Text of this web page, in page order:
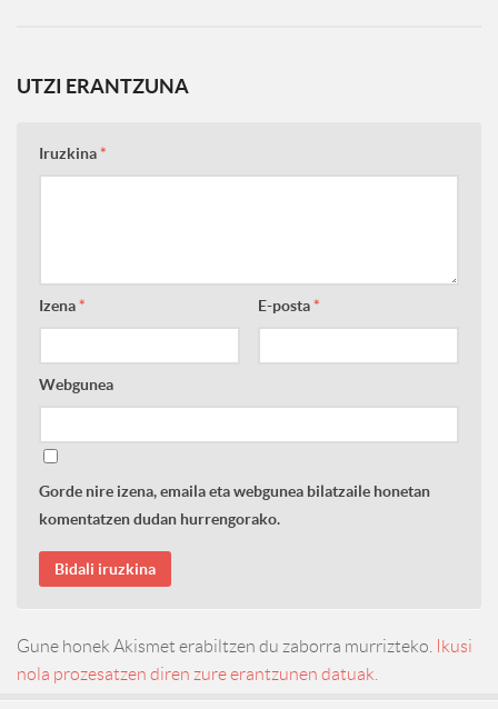
UTZI ERANTZUNA
Iruzkina*
Izena* E-posta*
Webgunea
Gorde nire izena, emaila eta webgunea bilatzaile honetan
komentatzen dudan hurrengorako.
Gune honek Akismet erabiltzen du zaborra murrizteko. Ikusi
nola prozesatzen diren zure erantzunen datuak.